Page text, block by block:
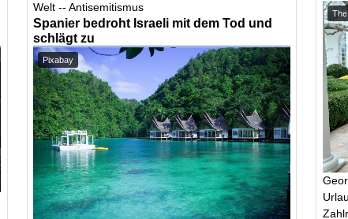
Welt -- Antisemitismus
Spanier bedroht Israeli mit dem Tod und
schlägt zu
Pixabay